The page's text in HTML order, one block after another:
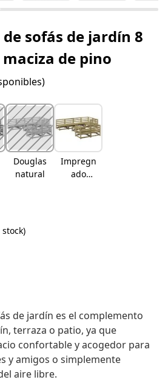
sofás de jardín 8
de pino
Douglas
natural
Impregn
ado
de jardín es el complemento
terraza o patio, ya que
confortable y acogedor para
y amigos o simplemente
aire libre.